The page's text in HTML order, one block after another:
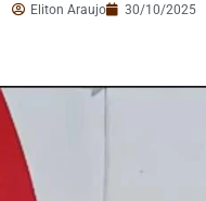
Eliton Araujo 30/10/2025